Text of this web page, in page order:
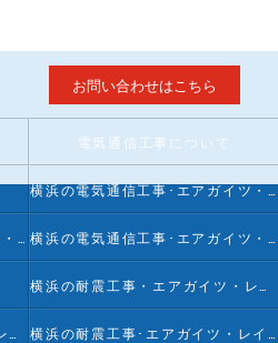
お問い合わせはこちら
電気通信工事について
横浜の電気通信工事･エアガイツ・レイズの口コミ情報